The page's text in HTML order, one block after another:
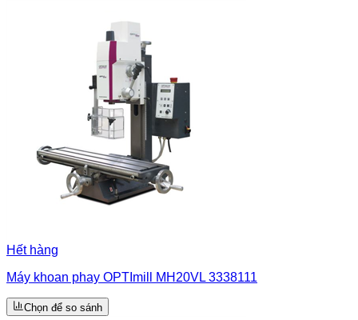
Hết hàng
Máy khoan phay OPTImill MH20VL 3338111
Chọn để so sánh